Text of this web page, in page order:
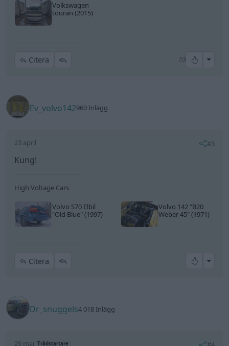
Volkswagen
touran (2015)
Citera 3 All
Ev_volvo142960 Inlägg
23 april #3
Kung!
High Voltage Cars
Volvo S70 Elbil
"Old Blue"(1997)
Volvo 142 "B20
Weber 45"(1971)
Citera All
Dr_snuggels4 018 Inlägg
29 maj Trådstartare